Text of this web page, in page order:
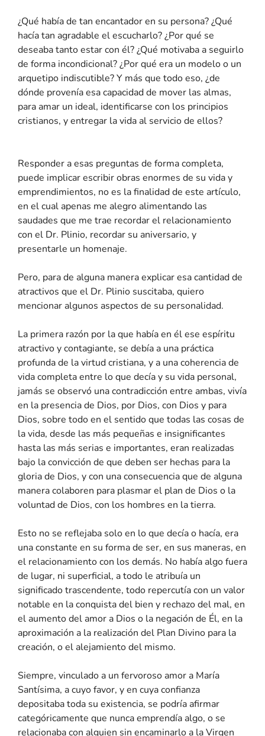
¿Qué había de tan encantador en su persona? ¿Qué
hacía tan agradable el escucharlo? ¿Por qué se
deseaba tanto estar con él? ¿Qué motivaba a seguirlo
de forma incondicional? ¿Por qué era un modelo o un
arquetipo indiscutible? Y más que todo eso, ¿de
dónde provenía esa capacidad de mover las almas,
para amar un ideal, identificarse con los principios
cristianos, y entregar la vida al servicio de ellos?
Responder a esas preguntas de forma completa,
puede implicar escribir obras enormes de su vida y
emprendimientos, no es la finalidad de este artículo,
en el cual apenas me alegro alimentando las
saudades que me trae recordar el relacionamiento
con el Dr. Plinio, recordar su aniversario, y
presentarle un homenaje.
Pero, para de alguna manera explicar esa cantidad de
atractivos que el Dr. Plinio suscitaba, quiero
mencionar algunos aspectos de su personalidad.
La primera razón por la que había en él ese espíritu
atractivo y contagiante, se debía a una práctica
profunda de la virtud cristiana, y a una coherencia de
vida completa entre lo que decía y su vida personal,
jamás se observó una contradicción entre ambas, vivía
en la presencia de Dios, por Dios, con Dios y para
Dios, sobre todo en el sentido que todas las cosas de
la vida, desde las más pequeñas e insignificantes
hasta las más serias e importantes, eran realizadas
bajo la convicción de que deben ser hechas para la
gloria de Dios, y con una consecuencia que de alguna
manera colaboren para plasmar el plan de Dios o la
voluntad de Dios, con los hombres en la tierra.
Esto no se reflejaba solo en lo que decía o hacía, era
una constante en su forma de ser, en sus maneras, en
el relacionamiento con los demás. No había algo fuera
de lugar, ni superficial, a todo le atribuía un
significado trascendente, todo repercutía con un valor
notable en la conquista del bien y rechazo del mal, en
el aumento del amor a Dios o la negación de Él, en la
aproximación a la realización del Plan Divino para la
creación, o el alejamiento del mismo.
Siempre, vinculado a un fervoroso amor a María
Santísima, a cuyo favor, y en cuya confianza
depositaba toda su existencia, se podría afirmar
categóricamente que nunca emprendía algo, o se
relacionaba con alguien sin encaminarlo a la Virgen